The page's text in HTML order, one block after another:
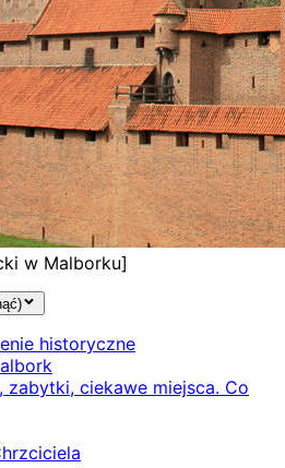
w Malborku]
historyczne
zabytki, ciekawe miejsca. Co